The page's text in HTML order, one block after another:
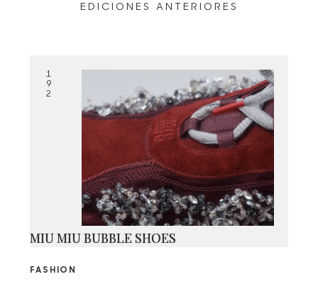
EDICIONES ANTERIORES
1
9
2
MIU MIU BUBBLE SHOES
FASHION